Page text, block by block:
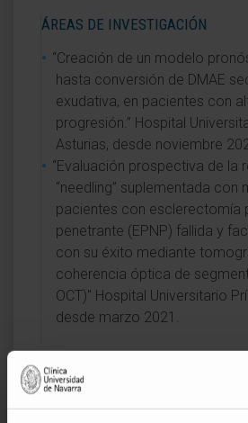
ÁREAS DE INVESTIGACIÓN
“Creación de un modelo
hasta conversión de DMAE
exudativa, en pacientes con
progresión.” Hospital
Asturias, desde noviembre
“Evaluación prospectiva de la
“needling” suplementada con
pacientes con esclerectomía
penetrante (EPNP) fallida y
con su éxito mediante
coherencia óptica de
OCT)" Hospital Universitario
desde marzo 2021.